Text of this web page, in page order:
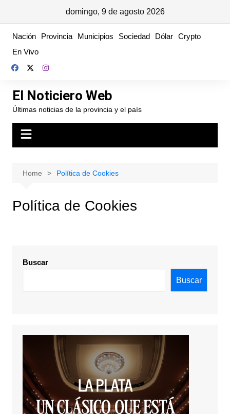
domingo, 9 de agosto 2026
content
Nación Provincia Municipios Sociedad Dólar Crypto
En Vivo
El Noticiero Web
Últimas noticias de la provincia y el país
Home Política de Cookies
Política de Cookies
Buscar
Buscar